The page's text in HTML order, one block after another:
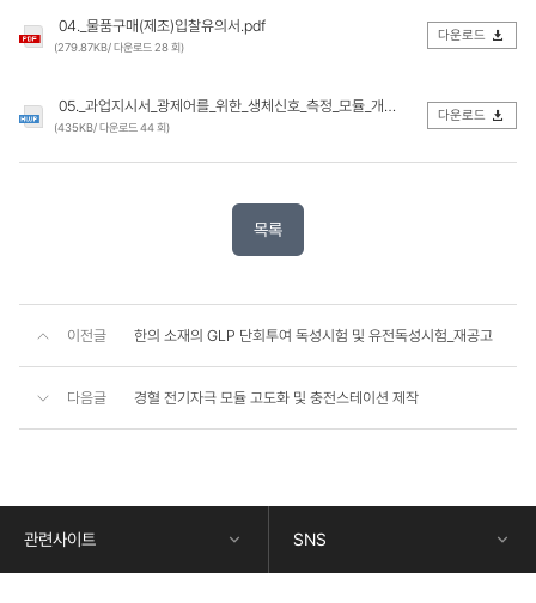
04._물품구매(제조)입찰유의서.pdf
(279.87KB/ 다운로드 28 회)
다운로드
05._과업지시서_광제어를_위한_생체신호_측정_모듈_개발.hwp
(435KB/ 다운로드 44 회)
다운로드
목록
이전글 한의 소재의 GLP 단회투여 독성시험 및 유전독성시험_재공고
다음글 경혈 전기자극 모듈 고도화 및 충전스테이션 제작
하
단
정
보
관련사이트 SNS